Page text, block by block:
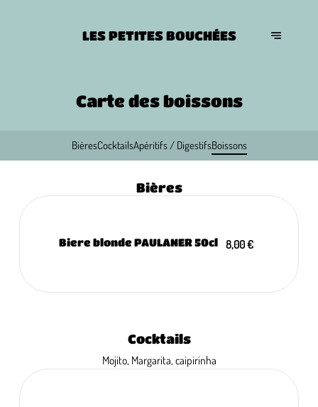
LES PETITES BOUCHÉES
Carte des boissons
BièresCocktailsApéritifs / DigestifsBoissons
Bières
Biere blonde PAULANER 50cl 8,00 €
Cocktails
Mojito, Margarita, caipirinha